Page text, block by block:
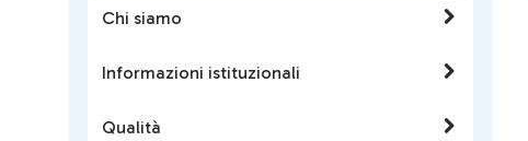
Chi siamo
Informazioni istituzionali
Qualità